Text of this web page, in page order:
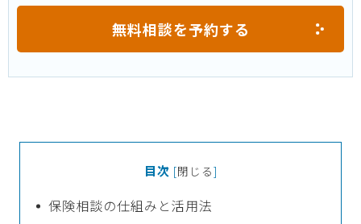
無料相談を予約する
目次 [閉じる]
保険相談の仕組みと活用法